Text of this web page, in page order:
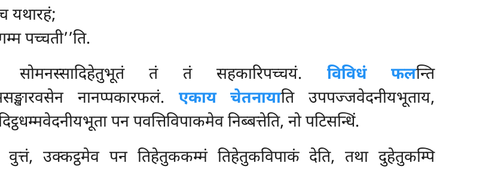
यथारहं;
पच्चती’’ति.
सोमनस्सादिहेतुभूतं तं तं सहकारिपच्चयं. विविधं फलन्ति
नानप्पकारफलं. एकाय चेतनायाति उपपज्जवेदनीयभूताय,
पन पवत्तिविपाकमेव निब्बत्तेति, नो पटिसन्धिं.
उक्कट्ठमेव पन तिहेतुककम्मं तिहेतुकविपाकं देति, तथा दुहेतुकम्पि